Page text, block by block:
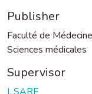
Publisher
Faculté de
Sciences médicales
Supervisor